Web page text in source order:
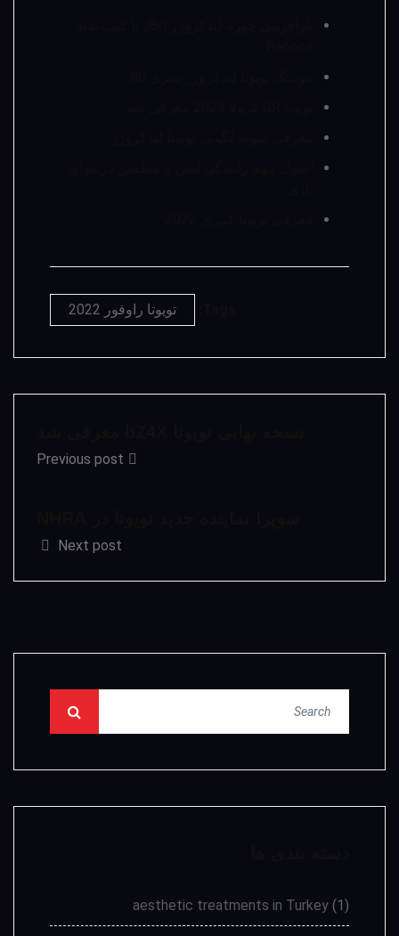
تویوتا راوفور 2022
Previous post
Next post
aesthetic treatments in Turkey (1)